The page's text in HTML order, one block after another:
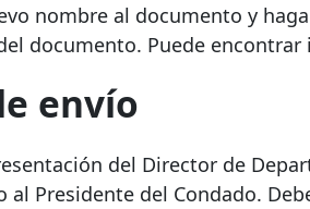
nombre al documento y
documento. Puede
envío
del Director de
al Presidente del Condado.